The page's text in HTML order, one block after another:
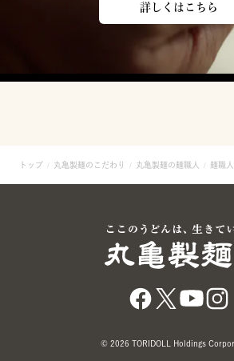
詳しくはこちら
トップ 丸亀製麺のこだわり 丸亀製麺の麺職人 麺職
© 2026 TORIDOLL Holdings